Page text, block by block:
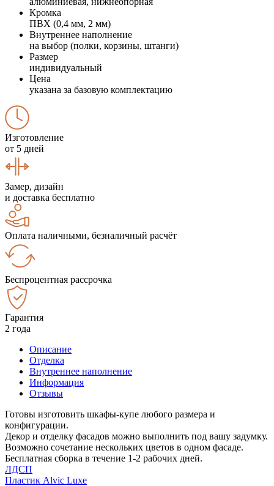
Кромка
ПВХ (0,4 мм, 2 мм)
Внутреннее наполнение
на выбор (полки, корзины, штанги)
Размер
индивидуальный
Цена
указана за базовую комплектацию
Изготовление
от 5 дней
Замер, дизайн
и доставка бесплатно
Оплата наличными, безналичный расчёт
Беспроцентная рассрочка
Гарантия
2 года
Описание
Отделка
Внутреннее наполнение
Информация
Отзывы
Готовы изготовить шкафы-купе любого размера и
конфигурации.
Декор и отделку фасадов можно выполнить под вашу задумку.
Возможно сочетание нескольких цветов в одном фасаде.
Бесплатная сборка в течение 1-2 рабочих дней.
ЛДСП
Пластик Alvic Luxe